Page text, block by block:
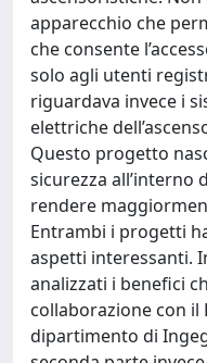
apparecchio che
che consente
solo agli utenti
riguardava invece i
elettriche
Questo progetto
sicurezza all’interno
rendere
Entrambi i progetti
aspetti interessanti.
analizzati i benefici
collaborazione con il
dipartimento di